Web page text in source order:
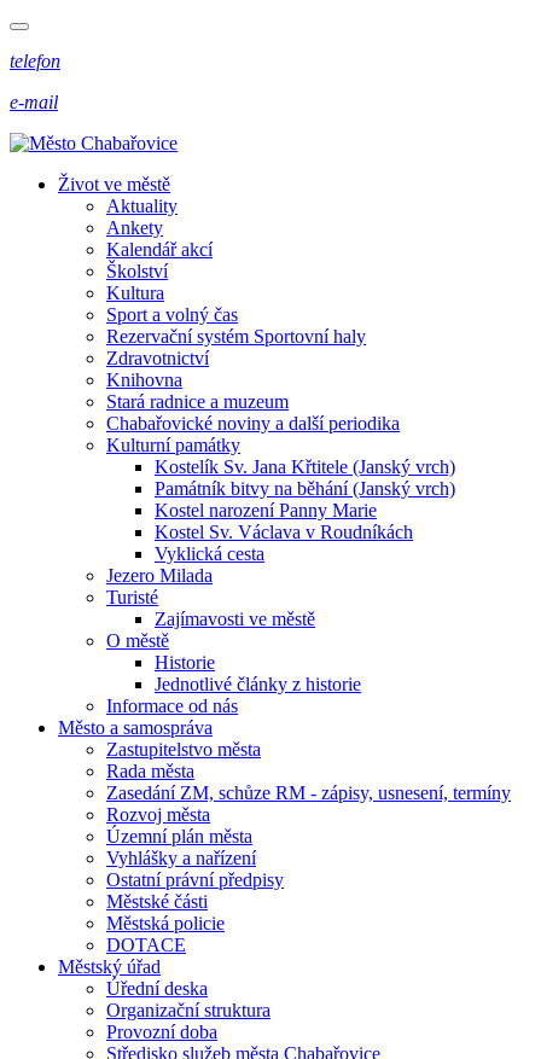
telefon
e-mail
Život ve městě
Aktuality
Ankety
Kalendář akcí
Školství
Kultura
Sport a volný čas
Rezervační systém Sportovní haly
Zdravotnictví
Knihovna
Stará radnice a muzeum
Chabařovické noviny a další periodika
Kulturní památky
Kostelík Sv. Jana Křtitele (Janský vrch)
Památník bitvy na běhání (Janský vrch)
Kostel narození Panny Marie
Kostel Sv. Václava v Roudníkách
Vyklická cesta
Jezero Milada
Turisté
Zajímavosti ve městě
O městě
Historie
Jednotlivé články z historie
Informace od nás
Město a samospráva
Zastupitelstvo města
Rada města
Zasedání ZM, schůze RM - zápisy, usnesení, termíny
Rozvoj města
Územní plán města
Vyhlášky a nařízení
Ostatní právní předpisy
Městské části
Městská policie
DOTACE
Městský úřad
Úřední deska
Organizační struktura
Provozní doba
Středisko služeb města Chabařovice